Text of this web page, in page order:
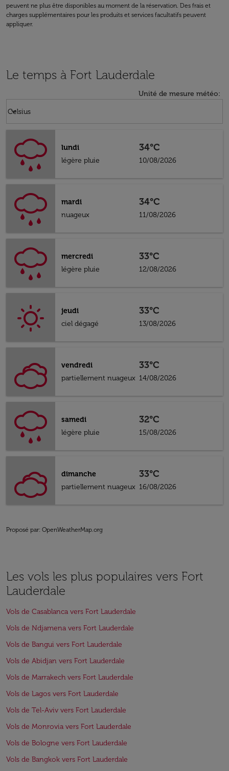
peuvent ne plus être disponibles au moment de la réservation. Des frais et
charges supplémentaires pour les produits et services facultatifs peuvent
appliquer.
Le temps à Fort Lauderdale
Unité de mesure météo:
Celsius
keyboard_arrow_down
lundi
légère pluie
34°C
10/08/2026
mardi
nuageux
34°C
11/08/2026
mercredi
légère pluie
33°C
12/08/2026
jeudi
ciel dégagé
33°C
13/08/2026
vendredi
partiellement nuageux
33°C
14/08/2026
samedi
légère pluie
32°C
15/08/2026
dimanche
partiellement nuageux
33°C
16/08/2026
Proposé par: OpenWeatherMap.org
Les vols les plus populaires vers Fort
Lauderdale
Vols de Casablanca vers Fort Lauderdale
Vols de Ndjamena vers Fort Lauderdale
Vols de Bangui vers Fort Lauderdale
Vols de Abidjan vers Fort Lauderdale
Vols de Marrakech vers Fort Lauderdale
Vols de Lagos vers Fort Lauderdale
Vols de Tel-Aviv vers Fort Lauderdale
Vols de Monrovia vers Fort Lauderdale
Vols de Bologne vers Fort Lauderdale
Vols de Bangkok vers Fort Lauderdale